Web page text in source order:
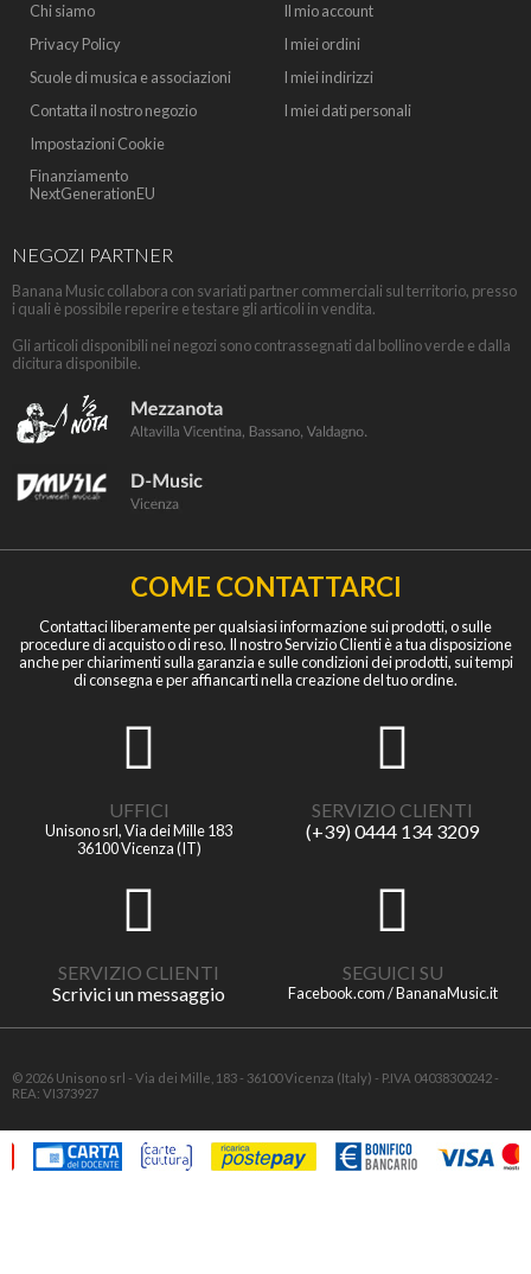
Chi siamo
Privacy Policy
Scuole di musica e associazioni
Contatta il nostro negozio
Impostazioni Cookie
Finanziamento
NextGenerationEU
Il mio account
I miei ordini
I miei indirizzi
I miei dati personali
NEGOZI PARTNER
Banana Music collabora con svariati partner commerciali sul territorio, presso
i quali è possibile reperire e testare gli articoli in vendita.
Gli articoli disponibili nei negozi sono contrassegnati dal bollino verde e dalla
dicitura disponibile.
COME CONTATTARCI
Contattaci liberamente per qualsiasi informazione sui prodotti, o sulle
procedure di acquisto o di reso. Il nostro Servizio Clienti è a tua disposizione
anche per chiarimenti sulla garanzia e sulle condizioni dei prodotti, sui tempi
di consegna e per affiancarti nella creazione del tuo ordine.
UFFICI
Unisono srl, Via dei Mille 183
36100 Vicenza (IT)
SERVIZIO CLIENTI
(+39) 0444 134 3209
SERVIZIO CLIENTI
Scrivici un messaggio
SEGUICI SU
Facebook.com / BananaMusic.it
© 2026 Unisono srl - Via dei Mille, 183 - 36100 Vicenza (Italy) - P.IVA 04038300242 -
REA: VI373927